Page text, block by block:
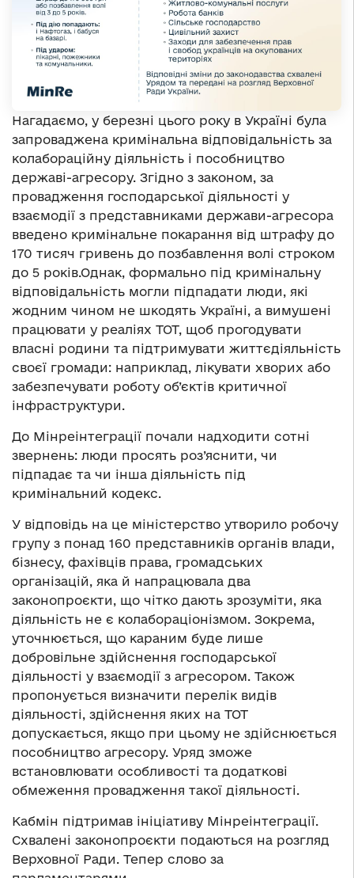
Нагадаємо, у березні цього року в Україні була
запроваджена кримінальна відповідальність за
колабораційну діяльність і пособництво
державі-агресору. Згідно з законом, за
провадження господарської діяльності у
взаємодії з представниками держави-агресора
введено кримінальне покарання від штрафу до
170 тисяч гривень до позбавлення волі строком
до 5 років.Однак, формально під кримінальну
відповідальність могли підпадати люди, які
жодним чином не шкодять Україні, а вимушені
працювати у реаліях ТОТ, щоб прогодувати
власні родини та підтримувати життєдіяльність
своєї громади: наприклад, лікувати хворих або
забезпечувати роботу об’єктів критичної
інфраструктури.
До Мінреінтеграції почали надходити сотні
звернень: люди просять роз’яснити, чи
підпадає та чи інша діяльність під
кримінальний кодекс.
У відповідь на це міністерство утворило робочу
групу з понад 160 представників органів влади,
бізнесу, фахівців права, громадських
організацій, яка й напрацювала два
законопроєкти, що чітко дають зрозуміти, яка
діяльність не є колабораціонізмом. Зокрема,
уточнюється, що караним буде лише
добровільне здійснення господарської
діяльності у взаємодії з агресором. Також
пропонується визначити перелік видів
діяльності, здійснення яких на ТОТ
допускається, якщо при цьому не здійснюється
пособництво агресору. Уряд зможе
встановлювати особливості та додаткові
обмеження провадження такої діяльності.
Кабмін підтримав ініціативу Мінреінтеграції.
Схвалені законопроєкти подаються на розгляд
Верховної Ради. Тепер слово за